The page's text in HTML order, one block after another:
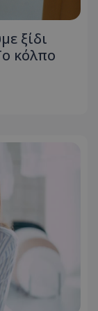
ξίδι
κόλπο